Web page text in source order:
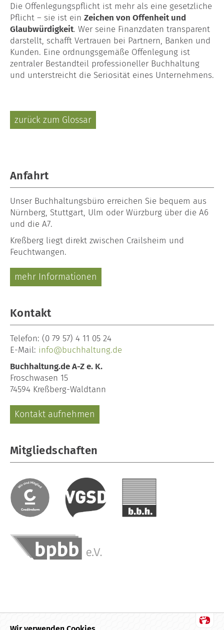
Die Offenlegungspflicht ist mehr als eine gesetzliche
Pflicht – sie ist ein Zeichen von Offenheit und
Glaubwürdigkeit. Wer seine Finanzdaten transparent
darstellt, schafft Vertrauen bei Partnern, Banken und
Kunden. Eine ordnungsgemäße Offenlegung ist
zentraler Bestandteil professioneller Buchhaltung
und unterstreicht die Seriosität eines Unternehmens.
zurück zum Glossar
Anfahrt
Unser Buchhaltungsbüro erreichen Sie bequem aus
Nürnberg, Stuttgart, Ulm oder Würzburg über die A6
und die A7.
Kreßberg liegt direkt zwischen Crailsheim und
Feuchtwangen.
mehr Informationen
Kontakt
Telefon: (0 79 57) 4 11 05 24
E-Mail: info@buchhaltung.de
Buchhaltung.de A-Z e. K.
Froschwasen 15
74594 Kreßberg-Waldtann
Kontakt aufnehmen
Mitgliedschaften